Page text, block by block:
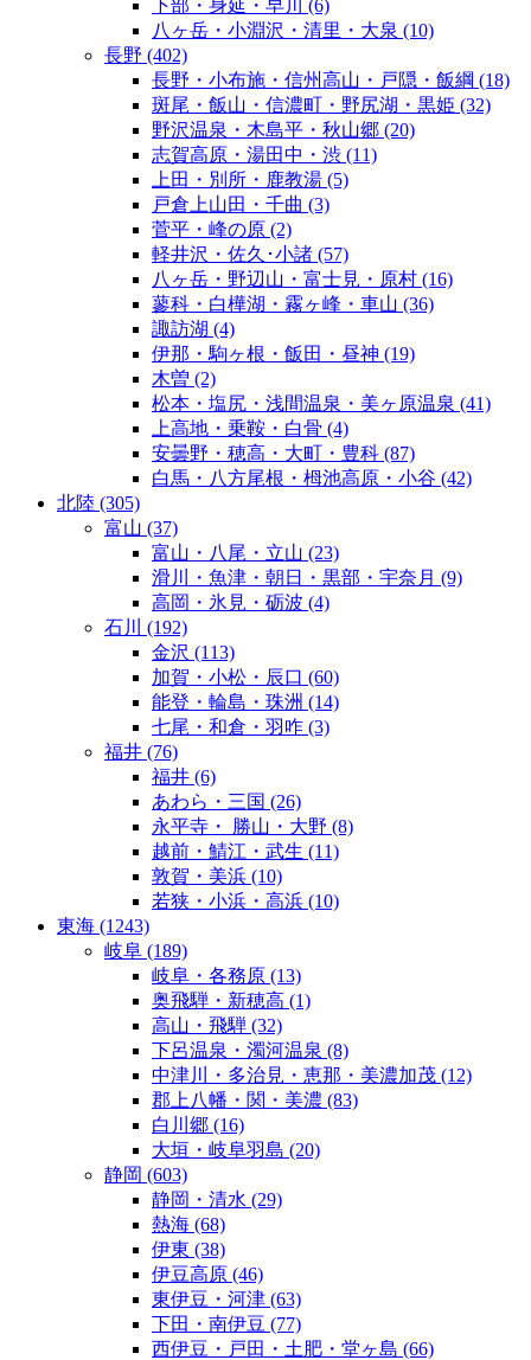
下部・身延・早川
(6)
八ヶ岳・小淵沢・清里・大泉 (10)
長野 (402)
長野・小布施・信州高山・戸隠・飯綱 (18)
斑尾・飯山・信濃町・野尻湖・黒姫 (32)
野沢温泉・木島平・秋山郷 (20)
志賀高原・湯田中・渋 (11)
上田・別所・鹿教湯 (5)
戸倉上山田・千曲 (3)
菅平・峰の原 (2)
軽井沢・佐久･小諸 (57)
八ヶ岳・野辺山・富士見・原村 (16)
蓼科・白樺湖・霧ヶ峰・車山 (36)
諏訪湖 (4)
伊那・駒ヶ根・飯田・昼神 (19)
木曽 (2)
松本・塩尻・浅間温泉・美ヶ原温泉 (41)
上高地・乗鞍・白骨 (4)
安曇野・穂高・大町・豊科 (87)
白馬・八方尾根・栂池高原・小谷 (42)
北陸 (305)
富山 (37)
富山・八尾・立山 (23)
滑川・魚津・朝日・黒部・宇奈月 (9)
高岡・氷見・砺波 (4)
石川
(192)
金沢 (113)
加賀・小松・辰口 (60)
能登・輪島・珠洲 (14)
七尾・和倉・羽咋 (3)
福井 (76)
福井 (6)
あわら・三国 (26)
永平寺・ 勝山・大野 (8)
越前・鯖江・武生 (11)
敦賀・美浜 (10)
若狭・小浜・高浜 (10)
東海 (1243)
岐阜 (189)
岐阜・各務原 (13)
奥飛騨・新穂高 (1)
高山・飛騨 (32)
下呂温泉・濁河温泉 (8)
中津川・多治見・恵那・美濃加茂 (12)
郡上八幡・関・美濃 (83)
白川郷 (16)
大垣・岐阜羽島 (20)
静岡 (603)
静岡・清水 (29)
熱海 (68)
伊東 (38)
伊豆高原 (46)
東伊豆・河津 (63)
下田・南伊豆 (77)
西伊豆・戸田・土肥・堂ヶ島 (66)